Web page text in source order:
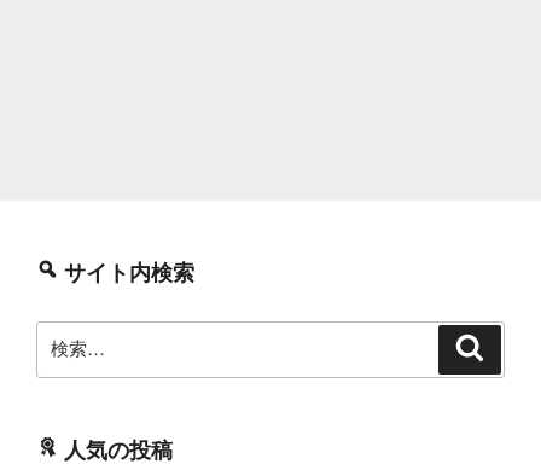
サイト内検索
索:
人気の投稿